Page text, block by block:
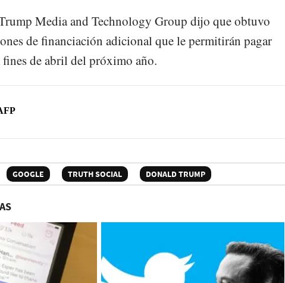
Media and Technology Group dijo que obtuvo
de financiación adicional que le permitirán pagar
fines de abril del próximo año.
GOOGLE TRUTH SOCIAL DONALD TRUMP